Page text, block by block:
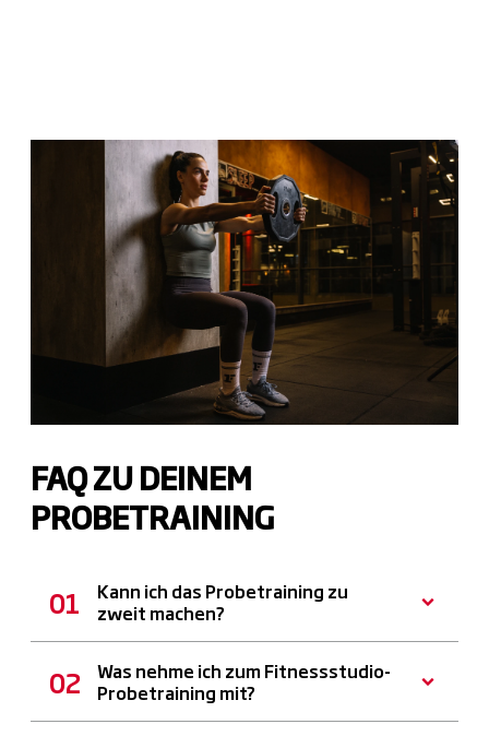
FAQ ZU DEINEM
PROBETRAINING
Kann ich das Probetraining zu
zweit machen?
Was nehme ich zum Fitnessstudio-
Probetraining mit?